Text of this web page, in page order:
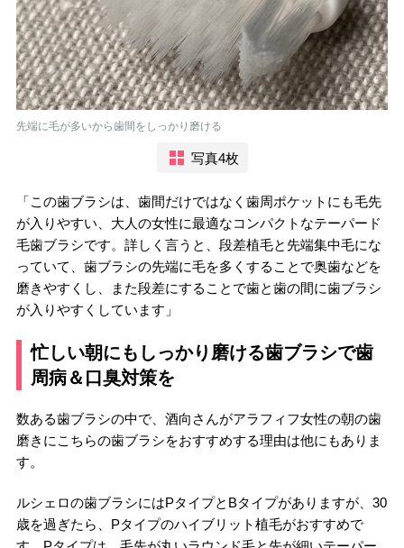
先端に毛が多いから歯間をしっかり磨ける
写真4枚
「この歯ブラシは、歯間だけではなく歯周ポケットにも毛先
が入りやすい、大人の女性に最適なコンパクトなテーパード
毛歯ブラシです。詳しく言うと、段差植毛と先端集中毛にな
っていて、歯ブラシの先端に毛を多くすることで奥歯などを
磨きやすくし、また段差にすることで歯と歯の間に歯ブラシ
が入りやすくしています」
忙しい朝にもしっかり磨ける歯ブラシで歯
周病＆口臭対策を
数ある歯ブラシの中で、酒向さんがアラフィフ女性の朝の歯
磨きにこちらの歯ブラシをおすすめする理由は他にもありま
す。
ルシェロの歯ブラシにはPタイプとBタイプがありますが、30
歳を過ぎたら、Pタイプのハイブリット植毛がおすすめで